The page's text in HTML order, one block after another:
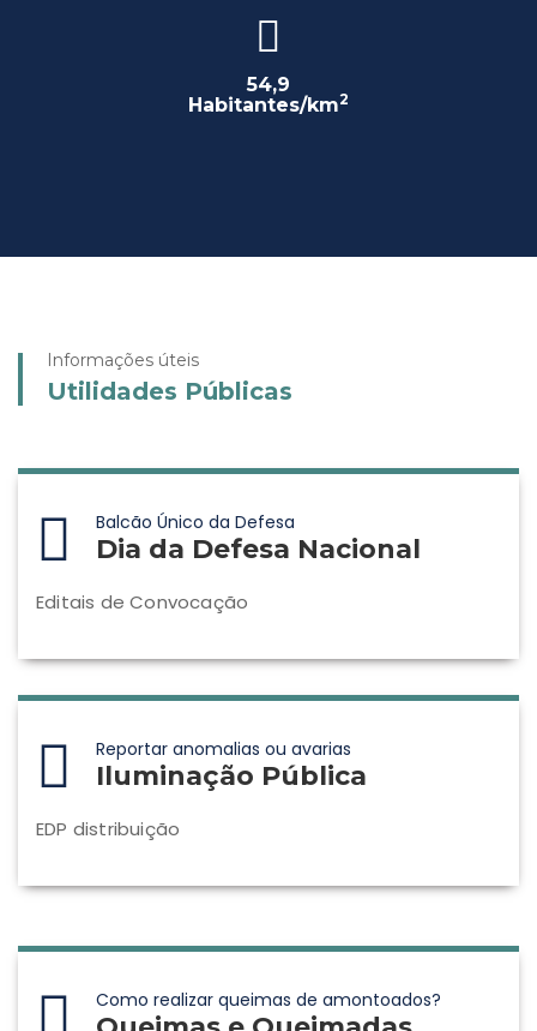
54,9
Habitantes/km2
Informações úteis
Utilidades Públicas
Balcão Único da Defesa
Dia da Defesa Nacional
Editais de Convocação
Reportar anomalias ou avarias
Iluminação Pública
EDP distribuição
Como realizar queimas de amontoados?